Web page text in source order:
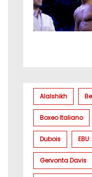
Alalshikh
Boxeo Italiano
Dubois EBU
Gervonta Davis